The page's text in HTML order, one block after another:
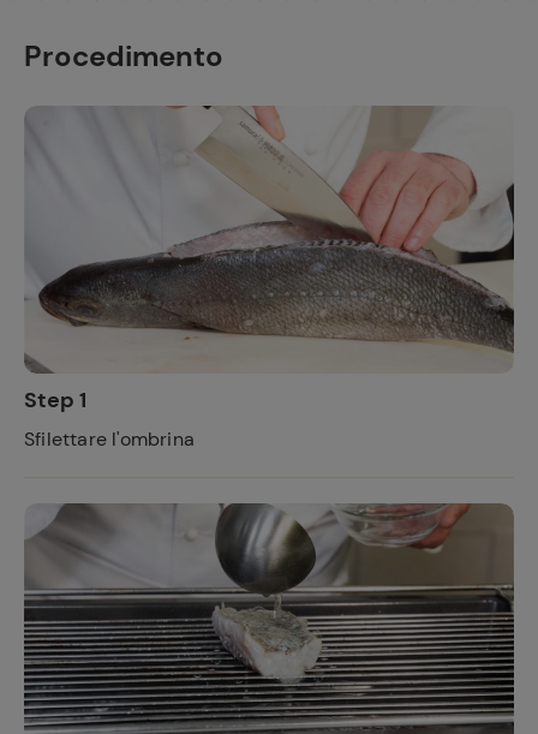
Procedimento
Step 1
Sfilettare l'ombrina